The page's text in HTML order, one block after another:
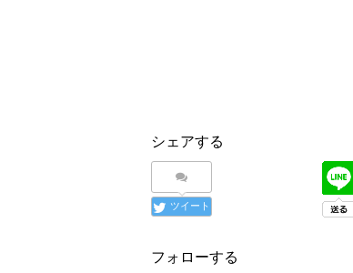
シェアする
ツイート
フォローする